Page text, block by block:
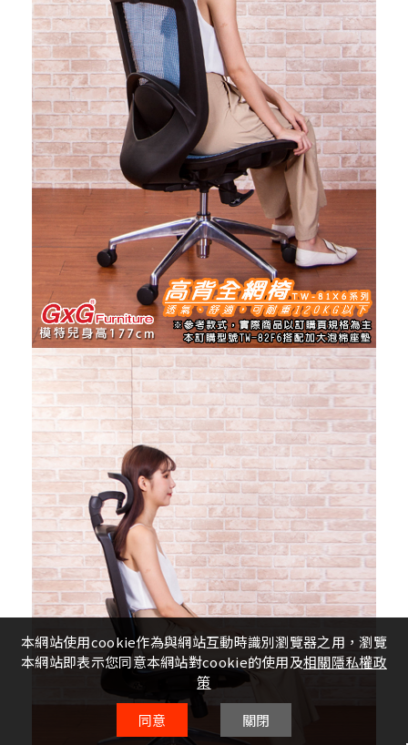
本網站使用cookie作為與網站互動時識別瀏覽器之用，瀏覽
本網站即表示您同意本網站對cookie的使用及相關隱私權政
策
同意
關閉